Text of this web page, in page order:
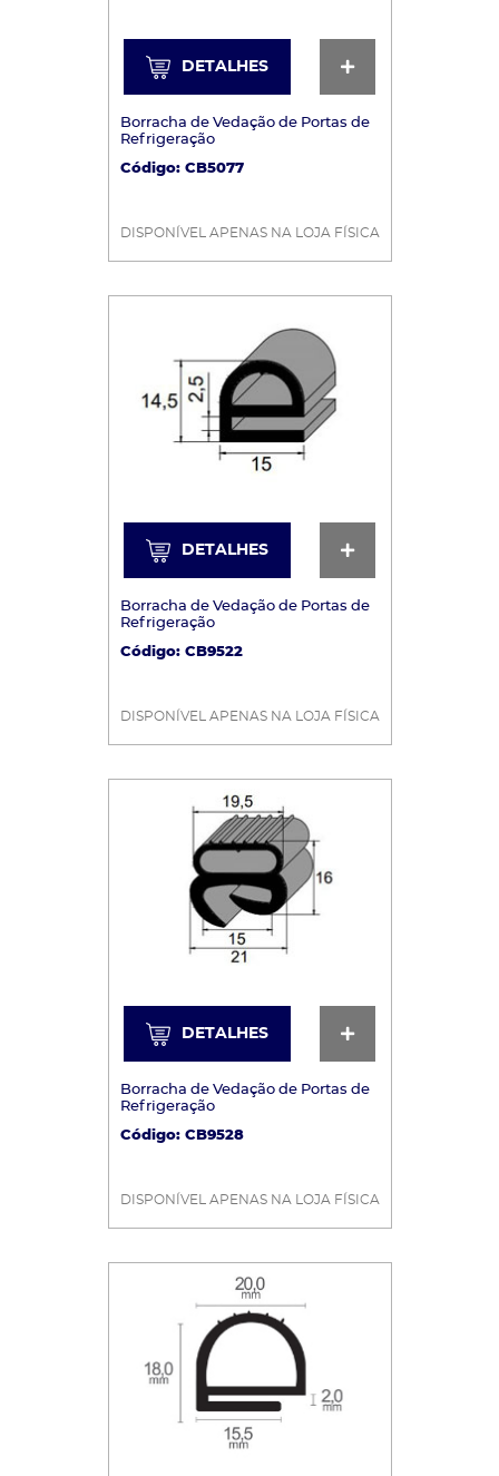
DETALHES
DETALHES
Borracha de Vedação de Portas de
Refrigeração
Código: CB5077
DISPONÍVEL APENAS NA LOJA FÍSICA
DETALHES
DETALHES
Borracha de Vedação de Portas de
Refrigeração
Código: CB9522
DISPONÍVEL APENAS NA LOJA FÍSICA
DETALHES
DETALHES
Borracha de Vedação de Portas de
Refrigeração
Código: CB9528
DISPONÍVEL APENAS NA LOJA FÍSICA